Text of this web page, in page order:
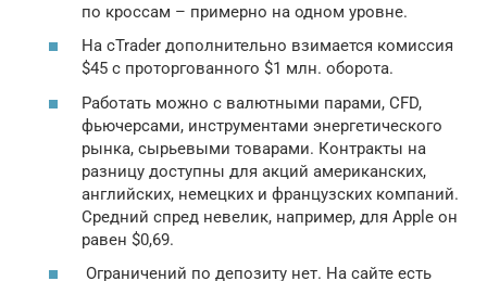
по кроссам – примерно на одном уровне.
На cTrader дополнительно взимается комиссия
$45 с проторгованного $1 млн. оборота.
Работать можно с валютными парами, CFD,
фьючерсами, инструментами энергетического
рынка, сырьевыми товарами. Контракты на
разницу доступны для акций американских,
английских, немецких и французских компаний.
Средний спред невелик, например, для Apple он
равен $0,69.
Ограничений по депозиту нет. На сайте есть